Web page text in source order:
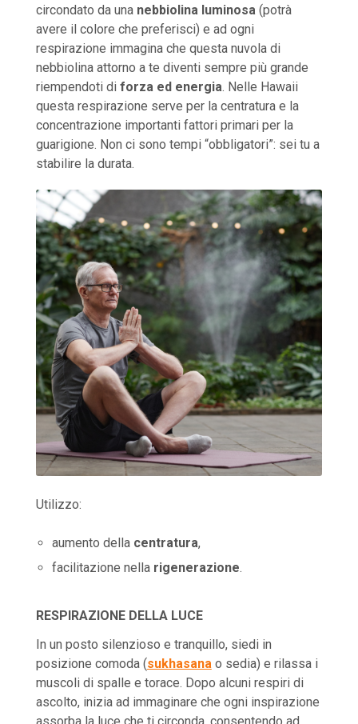
circondato da una nebbiolina luminosa(potrà
avere il colore che preferisci) e ad ogni
respirazione immagina che questa nuvola di
nebbiolina attorno a te diventi sempre più grande
riempendoti di forza ed energia. Nelle Hawaii
questa respirazione serve per la centratura e la
concentrazione importanti fattori primari per la
guarigione. Non ci sono tempi “obbligatori”: sei tu a
stabilire la durata.
Utilizzo:
aumento della centratura,
facilitazione nella rigenerazione.
RESPIRAZIONE DELLA LUCE
In un posto silenzioso e tranquillo, siedi in
posizione comoda (sukhasanao sedia) e rilassa i
muscoli di spalle e torace. Dopo alcuni respiri di
ascolto, inizia ad immaginare che ogni inspirazione